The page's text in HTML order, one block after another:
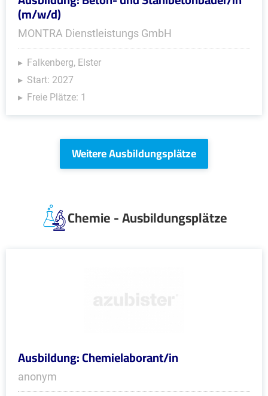
(m/w/d)
MONTRA Dienstleistungs GmbH
Falkenberg, Elster
Start: 2027
Freie Plätze: 1
Weitere Ausbildungsplätze
Chemie - Ausbildungsplätze
Ausbildung: Chemielaborant/in
anonym